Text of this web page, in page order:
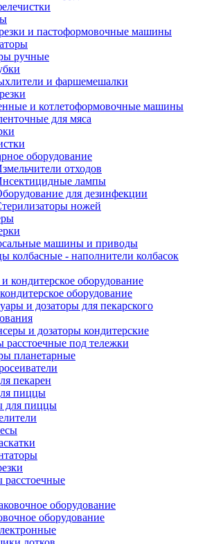
и пастоформовочные машины
ручные
и фаршемешалки
и котлетоформовочные машины
для мяса
оборудование
отходов
лампы
для дезинфекции
ножей
машины и приводы
колбасные - наполнители колбасок
оборудование
и дозаторы для пекарского
и дозаторы кондитерские
расстоечные под тележки
планетарные
пекарен
пиццы
для пиццы
оборудование